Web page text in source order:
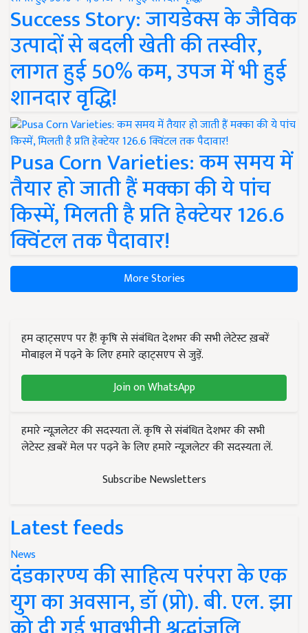
Success Story: जायडेक्स के जैविक
उत्पादों से बदली खेती की तस्वीर,
लागत हुई 50% कम, उपज में भी हुई
शानदार वृद्धि!
Pusa Corn Varieties: कम समय में
तैयार हो जाती हैं मक्का की ये पांच
किस्में, मिलती है प्रति हेक्टेयर 126.6
क्विंटल तक पैदावार!
More Stories
हम व्हाट्सएप पर हैं! कृषि से संबंधित देशभर की सभी लेटेस्ट ख़बरें
मोबाइल में पढ़ने के लिए हमारे व्हाट्सएप से जुड़ें.
Join on WhatsApp
हमारे न्यूज़लेटर की सदस्यता लें. कृषि से संबंधित देशभर की सभी
लेटेस्ट ख़बरें मेल पर पढ़ने के लिए हमारे न्यूज़लेटर की सदस्यता लें.
Subscribe Newsletters
Latest feeds
News
दंडकारण्य की साहित्य परंपरा के एक
युग का अवसान, डॉ (प्रो). बी. एल. झा